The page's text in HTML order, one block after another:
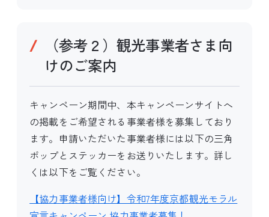
（参考２）観光事業者さま向
けのご案内
キャンペーン期間中、本キャンペーンサイトへ
の掲載をご希望される事業者様を募集しており
ます。申請いただいた事業者様には以下の三角
ポップとステッカーをお送りいたします。詳し
くは以下をご覧ください。
【協力事業者様向け】令和7年度京都観光モラル